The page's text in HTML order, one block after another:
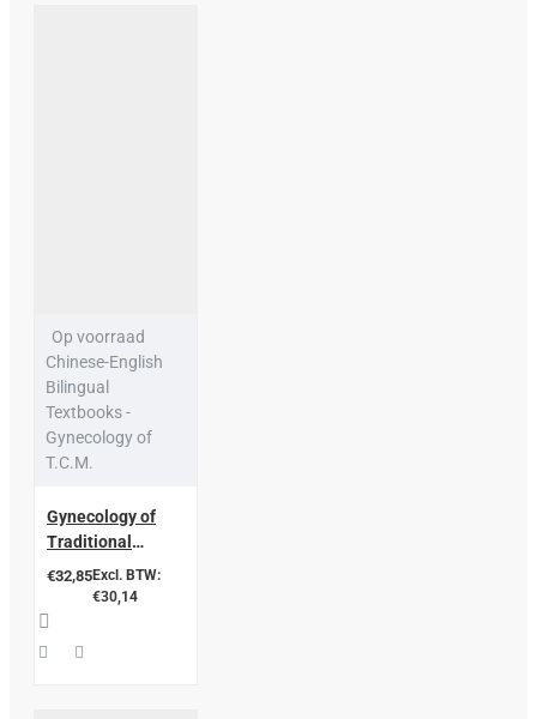
Op voorraad
Chinese-English
Bilingual
Textbooks -
Gynecology of
T.C.M.
Gynecology of
Traditional
Chinese Medicine:
Chinese-English
Bilingual
Textbooks
€32,85Excl. BTW:
€30,14